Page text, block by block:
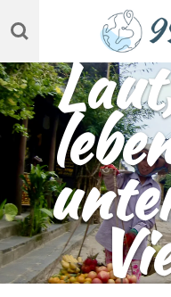
Zum
Hauptinhalt
springen